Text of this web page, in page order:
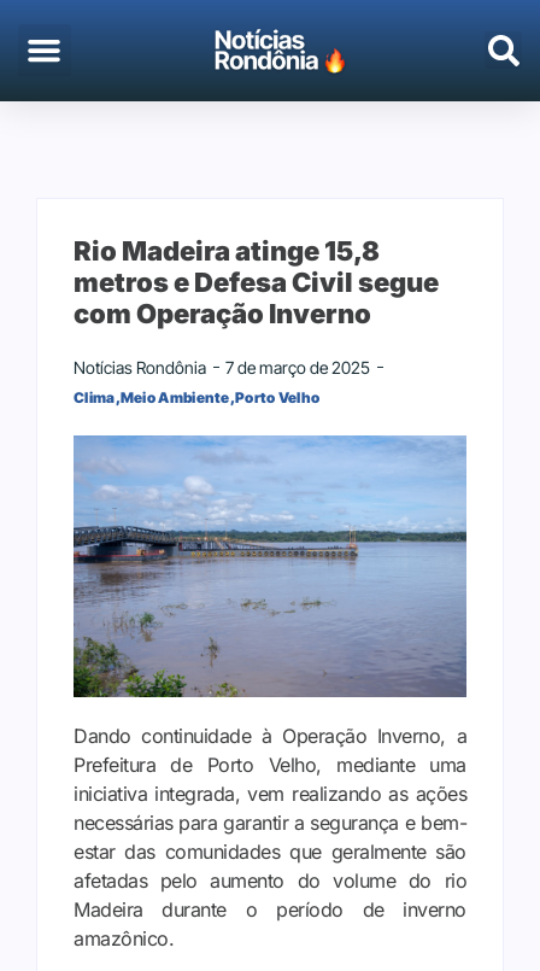
Rio Madeira atinge 15,8
metros e Defesa Civil segue
com Operação Inverno
Notícias Rondônia 7 de março de 2025
Clima,Meio Ambiente,Porto Velho
Dando continuidade à Operação Inverno, a
Prefeitura de Porto Velho, mediante uma
iniciativa integrada, vem realizando as ações
necessárias para garantir a segurança e bem-
estar das comunidades que geralmente são
afetadas pelo aumento do volume do rio
Madeira durante o período de inverno
amazônico.